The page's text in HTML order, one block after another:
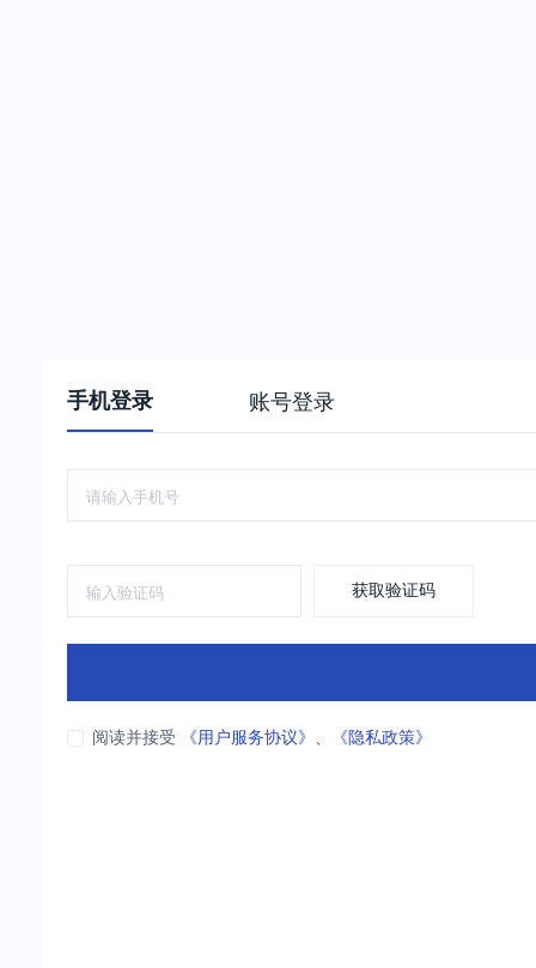
手机登录 账号登录
获取验证码
阅读并接受 《用户服务协议》 、 《隐私政策》